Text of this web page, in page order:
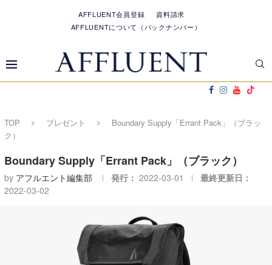
AFFLUENT会員登録
資料請求
AFFLUENTについて（バックナンバー）
TOP プレゼント
Boundary Supply「Errant Pack」（ブラッ
ク）
Boundary Supply「Errant Pack」（ブラック）
by アフルエント編集部 発行： 2022-03-01
最終更新日：
2022-03-02